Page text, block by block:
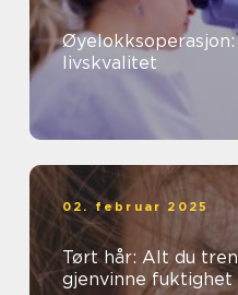
livskvalitet
02. februar 2025
Tørt hår: Alt du
gjenvinne fuktighet